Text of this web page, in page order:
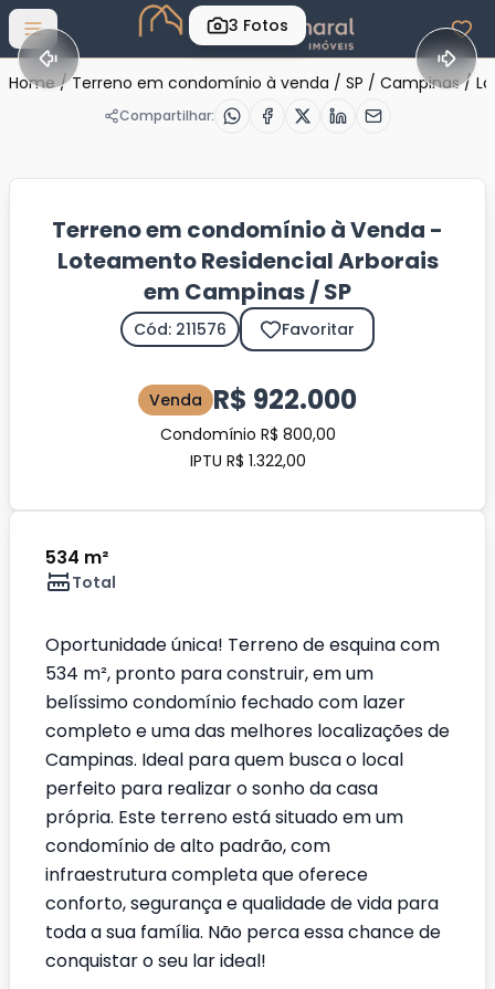
Abrir menu
3 Fotos
Home / Terreno em condomínio à venda / SP / Campinas /
Compartilhar:
Terreno em condomínio à Venda -
Loteamento Residencial Arborais
em Campinas / SP
Cód: 211576 Favoritar
Venda R$ 922.000
Condomínio R$ 800,00
IPTU R$ 1.322,00
534 m²
Total
Oportunidade única! Terreno de esquina com
534 m², pronto para construir, em um
belíssimo condomínio fechado com lazer
completo e uma das melhores localizações de
Campinas. Ideal para quem busca o local
perfeito para realizar o sonho da casa
própria. Este terreno está situado em um
condomínio de alto padrão, com
infraestrutura completa que oferece
conforto, segurança e qualidade de vida para
toda a sua família. Não perca essa chance de
conquistar o seu lar ideal!